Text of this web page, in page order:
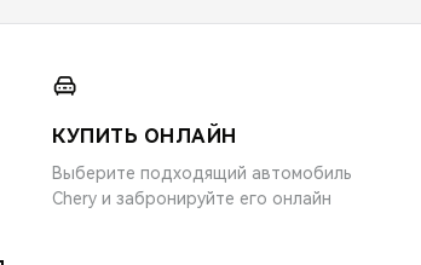
КУПИТЬ ОНЛАЙН
Выберите подходящий автомобиль
Chery и забронируйте его онлайн